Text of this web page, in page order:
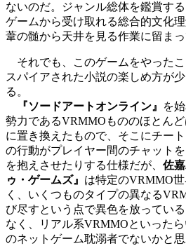
ないのだ。ジャンル総体を鑑賞す
ゲームから受け取れる総合的文化
葦の髄から天井を見る作業に留まっ
それでも、このゲームをやった
スパイアされた小説の楽しめ方が
る。
『ソードアートオンライン』
を
勢力であるVRMMOもののほとん
に置き換えたもので、そこにチー
の行動がプレイヤー間のチャット
を抱えさせたりする仕様だが、 佐
ゥ・ゲームズ』 は特定のVRMMO
く、いくつものタイプの異なる
び尽すという点で異色を放ってい
なく、リアル系VRMMOといった
のネットゲーム耽溺者でないかと